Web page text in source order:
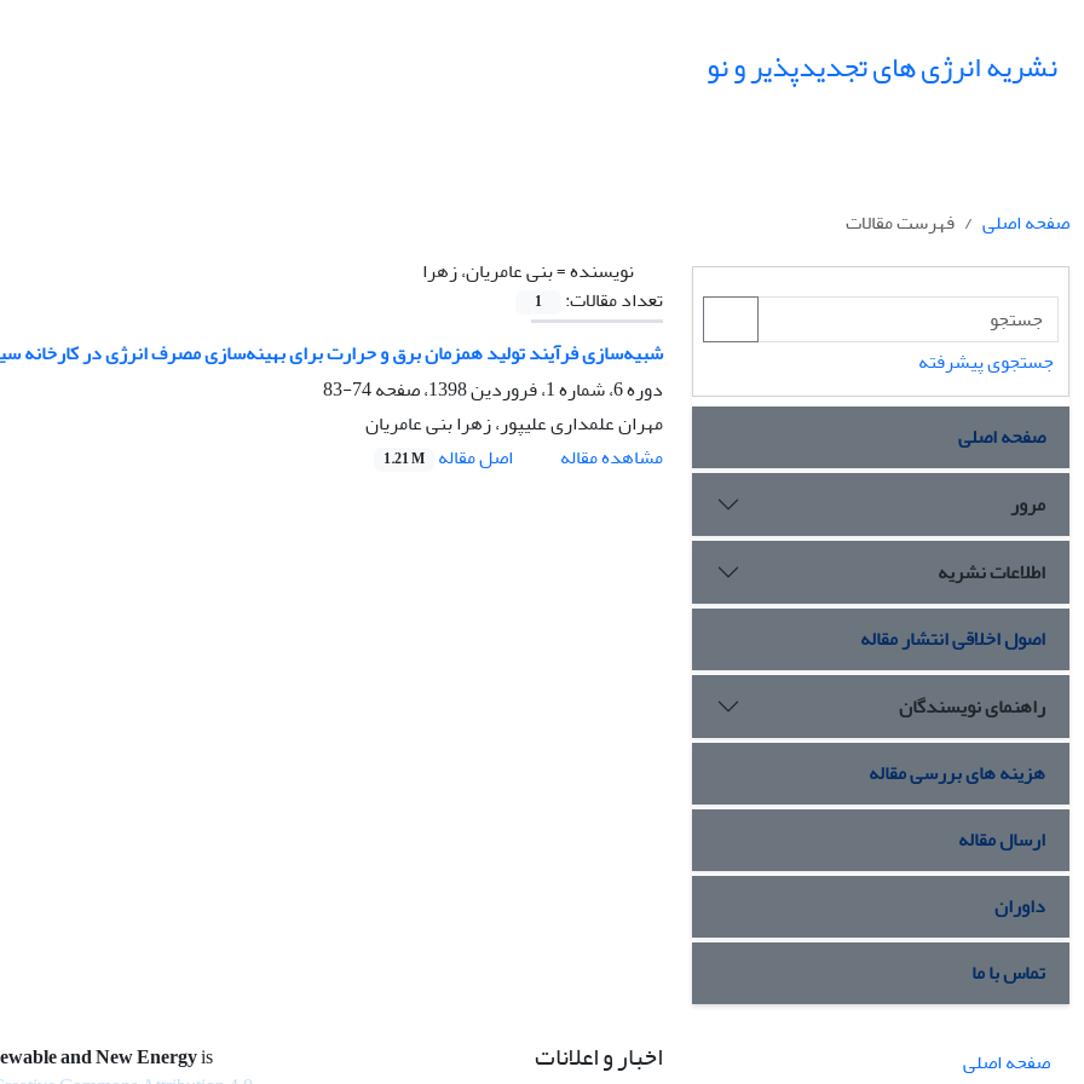
نشریه انرژی های تجدیدپذیر و نو
صفحه اصلی
فهرست مقالات
نویسنده =بنی عامریان، زهرا
تعداد مقالات:
1
شبیه‌سازی فرآیند تولید همزمان برق و حرارت برای بهینه‌سازی مصرف انرژی در کارخانه
دوره 6، شماره 1، فروردین 1398، صفحه
74-83
مهران علمداری علیپور، زهرا بنی عامریان
مشاهده مقاله
اصل مقاله 1.21 M
جستجوی پیشرفته
صفحه اصلی
مرور
اطلاعات نشریه
اصول اخلاقی انتشار مقاله
راهنمای نویسندگان
هزینه های بررسی مقاله
ارسال مقاله
داوران
تماس با ما
صفحه اصلی
اخبار و اعلانات and New Energyis